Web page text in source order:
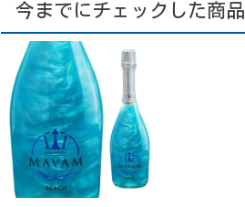
今までにチェックした商品